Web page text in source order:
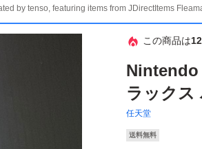
by tenso, featuring items from JDirectItems
この商品は
Nintendo
ラックス
任天堂
送料無料